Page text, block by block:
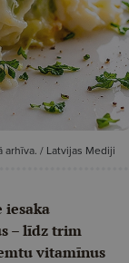
/ Latvijas Mediji
ie­saka
– līdz trim
vitamīnus